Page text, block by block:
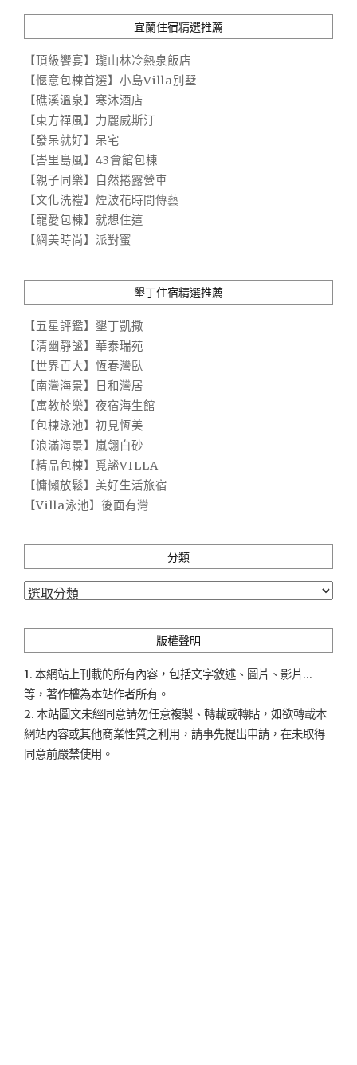
宜蘭住宿精選推薦
【頂級饗宴】瓏山林冷熱泉飯店
【愜意包棟首選】小島Villa別墅
【礁溪溫泉】寒沐酒店
【東方禪風】力麗威斯汀
【發呆就好】呆宅
【峇里島風】43會館包棟
【親子同樂】自然捲露營車
【文化洗禮】煙波花時間傳藝
【寵愛包棟】就想住這
【網美時尚】派對蜜
墾丁住宿精選推薦
【五星評鑑】墾丁凱撒
【清幽靜謐】華泰瑞苑
【世界百大】恆春灣臥
【南灣海景】日和灣居
【寓教於樂】夜宿海生館
【包棟泳池】初見恆美
【浪滿海景】嵐翎白砂
【精品包棟】覓謐VILLA
【慵懶放鬆】美好生活旅宿
【Villa泳池】後面有灣
分類
分
版權聲明
1. 本網站上刊載的所有內容，包括文字敘述、圖片、影片...
等，著作權為本站作者所有。
2. 本站圖文未經同意請勿任意複製、轉載或轉貼，如欲轉載本
網站內容或其他商業性質之利用，請事先提出申請，在未取得
同意前嚴禁使用。